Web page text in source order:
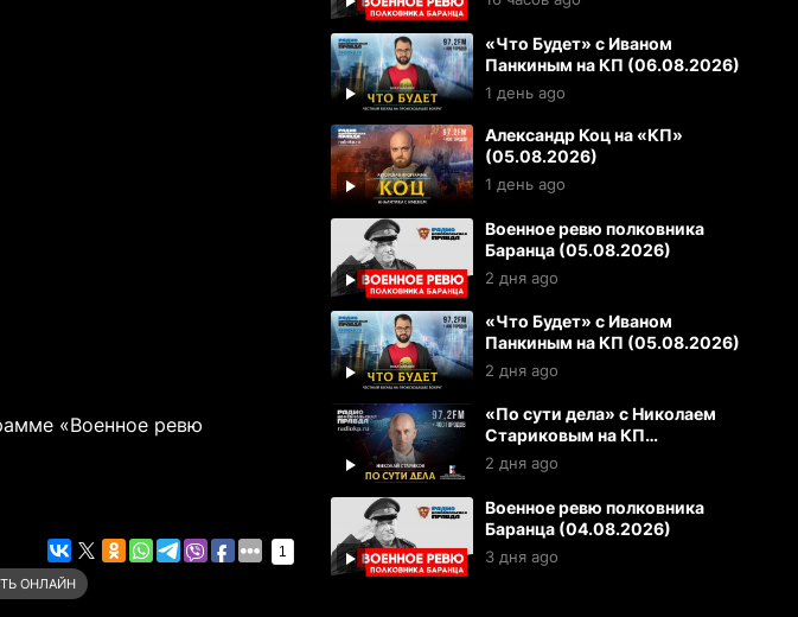
«Военное ревю
1
ОНЛАЙН
«Что Будет» с Иваном
Панкиным на КП (06.08.2026)
1 день ago
Александр Коц на «КП»
(05.08.2026)
1 день ago
Военное ревю полковника
Баранца (05.08.2026)
2 дня ago
«Что Будет» с Иваном
Панкиным на КП (05.08.2026)
2 дня ago
«По сути дела» с Николаем
Стариковым на КП
(04.08.2026)
2 дня ago
Военное ревю полковника
Баранца (04.08.2026)
3 дня ago